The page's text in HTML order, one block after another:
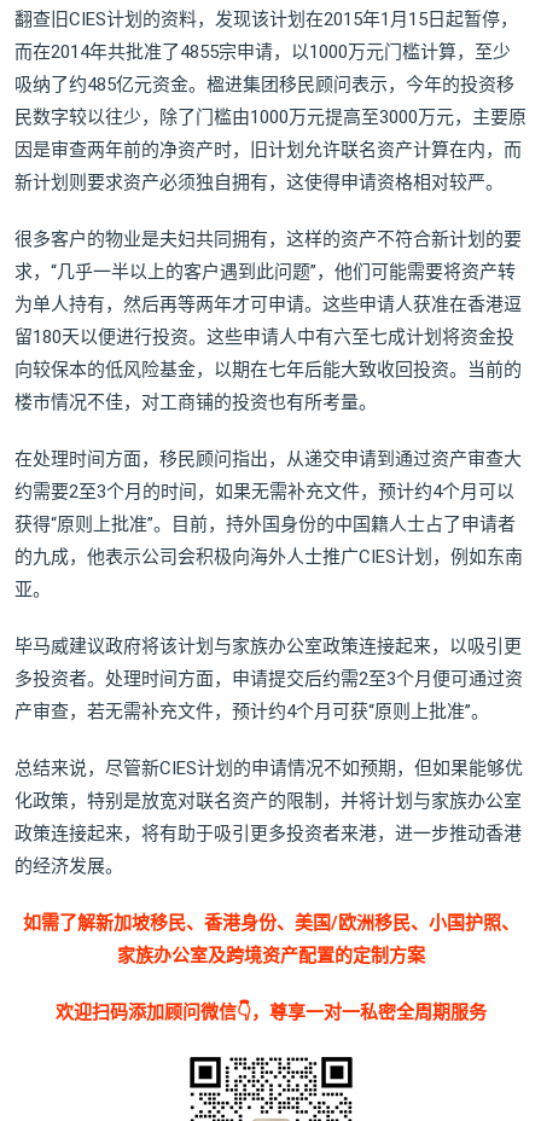
翻查旧CIES计划的资料，发现该计划在2015年1月15日起暂停，
而在2014年共批准了4855宗申请，以1000万元门槛计算，至少
吸纳了约485亿元资金。楹进集团移民顾问表示，今年的投资移
民数字较以往少，除了门槛由1000万元提高至3000万元，主要原
因是审查两年前的净资产时，旧计划允许联名资产计算在内，而
新计划则要求资产必须独自拥有，这使得申请资格相对较严。
很多客户的物业是夫妇共同拥有，这样的资产不符合新计划的要
求，“几乎一半以上的客户遇到此问题”，他们可能需要将资产转
为单人持有，然后再等两年才可申请。这些申请人获准在香港逗
留180天以便进行投资。这些申请人中有六至七成计划将资金投
向较保本的低风险基金，以期在七年后能大致收回投资。当前的
楼市情况不佳，对工商铺的投资也有所考量。
在处理时间方面，移民顾问指出，从递交申请到通过资产审查大
约需要2至3个月的时间，如果无需补充文件，预计约4个月可以
获得“原则上批准”。目前，持外国身份的中国籍人士占了申请者
的九成，他表示公司会积极向海外人士推广CIES计划，例如东南
亚。
毕马威建议政府将该计划与家族办公室政策连接起来，以吸引更
多投资者。处理时间方面，申请提交后约需2至3个月便可通过资
产审查，若无需补充文件，预计约4个月可获“原则上批准”。
总结来说，尽管新CIES计划的申请情况不如预期，但如果能够优
化政策，特别是放宽对联名资产的限制，并将计划与家族办公室
政策连接起来，将有助于吸引更多投资者来港，进一步推动香港
的经济发展。
如需了解新加坡移民、香港身份、美国/欧洲移民、小国护照、
家族办公室及跨境资产配置的定制方案
欢迎扫码添加顾问微信👇，尊享一对一私密全周期服务